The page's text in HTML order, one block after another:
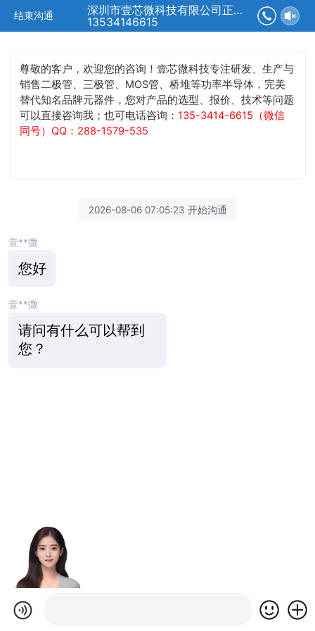
结束沟通
深圳市壹芯微科技有限公司正在为您服务
13534146615
尊敬的客户，欢迎您的咨询！壹芯微科技专注研发、生产与
销售二极管、三极管、MOS管、桥堆等功率半导体，完美
替代知名品牌元器件，您对产品的选型、报价、技术等问题
可以直接咨询我；也可电话咨询：135-3414-6615（微信
同号）QQ：288-1579-535
2026-08-06 07:05:23 开始沟通
壹**微
您好
壹**微
请问有什么可以帮到
您？